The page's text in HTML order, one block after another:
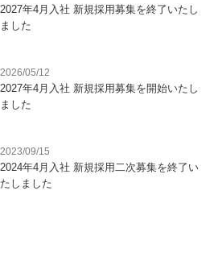
2027年4月入社 新規採用募集を終了いたし
ました
2026/05/12
2027年4月入社 新規採用募集を開始いたし
ました
2023/09/15
2024年4月入社 新規採用二次募集を終了い
たしました